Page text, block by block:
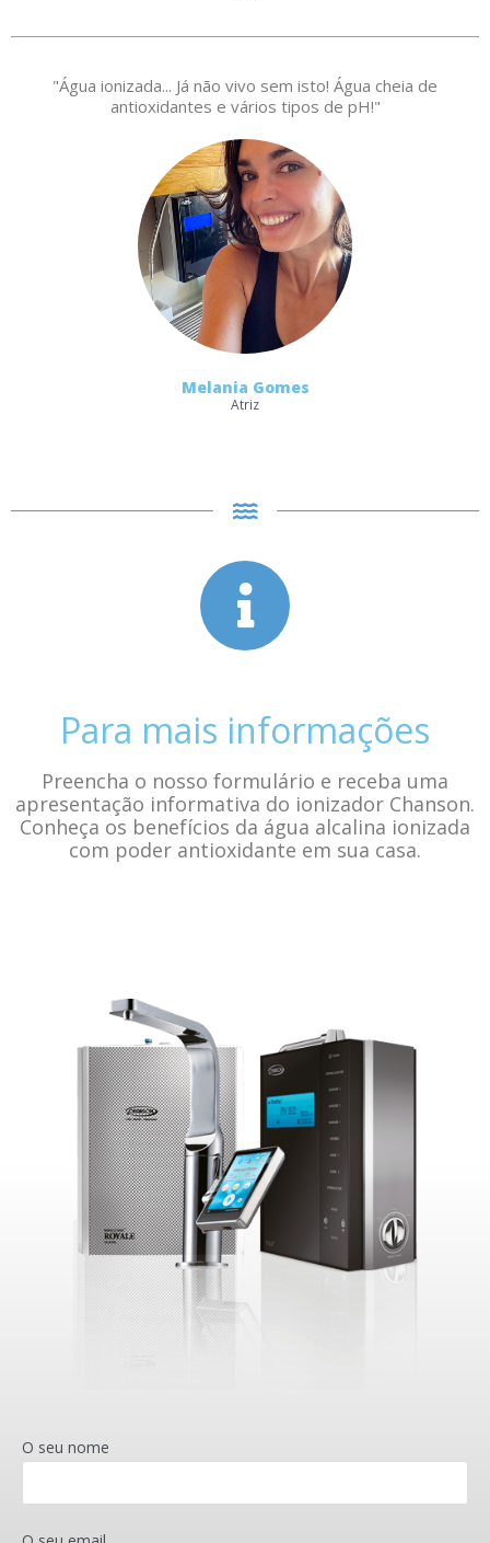
"Água ionizada... Já não vivo sem isto! Água cheia de
antioxidantes e vários tipos de pH!"
Melania Gomes
Atriz
Para mais informações
Preencha o nosso formulário e receba uma
apresentação informativa do ionizador Chanson.
Conheça os benefícios da água alcalina ionizada
com poder antioxidante em sua casa.
O seu nome